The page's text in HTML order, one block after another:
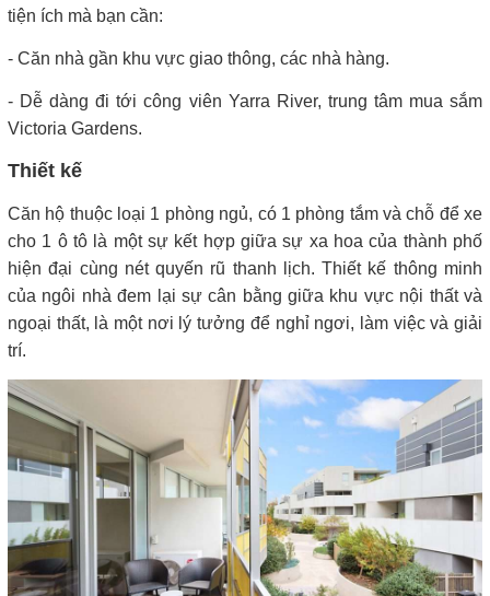
tiện ích mà bạn cần:
- Căn nhà gần khu vực giao thông, các nhà hàng.
- Dễ dàng đi tới công viên Yarra River, trung tâm mua sắm
Victoria Gardens.
Thiết kế
Căn hộ thuộc loại 1 phòng ngủ, có 1 phòng tắm và chỗ để xe
cho 1 ô tô là một sự kết hợp giữa sự xa hoa của thành phố
hiện đại cùng nét quyến rũ thanh lịch. Thiết kế thông minh
của ngôi nhà đem lại sự cân bằng giữa khu vực nội thất và
ngoại thất, là một nơi lý tưởng để nghỉ ngơi, làm việc và giải
trí.